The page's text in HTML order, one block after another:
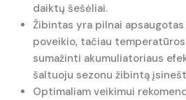
daiktų šešėliai.
Žibintas yra pilnai
poveikio, tačiau
sumažinti akumuliatoriaus
šaltuoju sezonu žibintą
Optimaliam veikimui